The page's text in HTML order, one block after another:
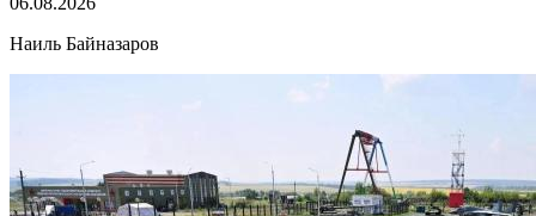
Наиль Байназаров